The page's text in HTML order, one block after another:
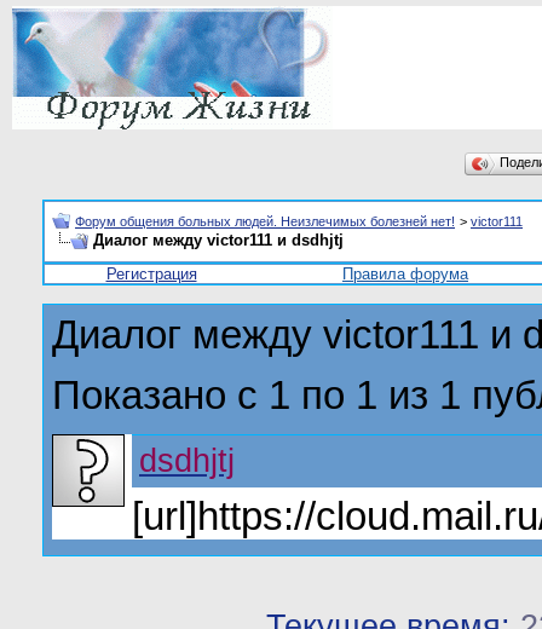
Форум общения больных людей. Неизлечимых болезней нет! > victor111
Диалог между victor111 и dsdhjtj
Регистрация
Правила форума
Диалог между victor111 и
Показано с 1 по 1 из 1
dsdhjtj
[url]https://